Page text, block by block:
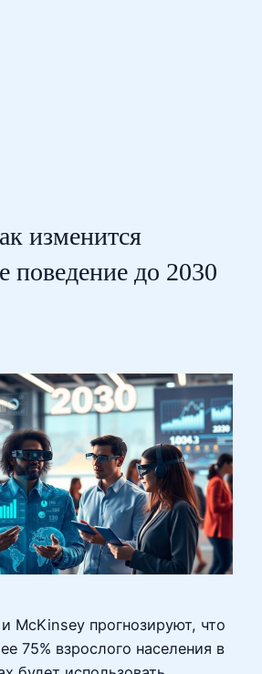
изменится
поведение до 2030
McKinsey прогнозируют, что
75% взрослого населения в